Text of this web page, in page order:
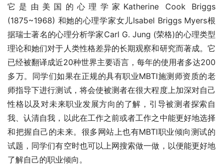
它是由美国的心理学家Katherine Cook Briggs
(1875~1968) 和她的心理学家女儿Isabel Briggs Myers根
据瑞士著名的心理分析学家Carl G. Jung (荣格)的心理类型
理论和她们对于人类性格差异的长期观察和研究而著成。它
已经被翻译成近20种世界主要语言，每年的使用者多达200
多万。同学们如果在正规的具有职业MBTI施测师资质的老
师指导下进行测试，将会使被测者在很大程度上加深对自己
性格以及对未来职业发展方向的了解，引导被测者探索自
我、认清自我，以此在工作之前或者工作之中能更好地选择
和把握自己的未来。很多网站上也有MBTI职业倾向测试的
试题，同学们有空时也可以上网搜索做一做，以便能更好地
了解自己的职业倾向。